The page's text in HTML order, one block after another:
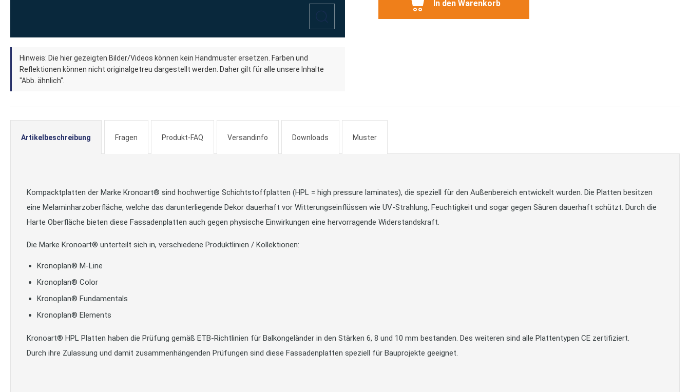
Zum
Anfang
der
Bildergalerie
springen
Hinweis: Die hier gezeigten Bilder/Videos können kein Handmuster ersetzen. Farben und
Reflektionen können nicht originalgetreu dargestellt werden. Daher gilt für alle unsere Inhalte
"Abb. ähnlich".
In den Warenkorb
Artikelbeschreibung
Kompacktplatten der Marke Kronoart® sind hochwertige Schichtstoffplatten (HPL = high pressure laminates), die speziell für den Außenbereich entwickelt wurden. Die Platten besitzen
eine Melaminharzoberfläche, welche das darunterliegende Dekor dauerhaft vor Witterungseinflüssen wie UV-Strahlung, Feuchtigkeit und sogar gegen Säuren dauerhaft schützt. Durch die
Harte Oberfläche bieten diese Fassadenplatten auch gegen physische Einwirkungen eine hervorragende Widerstandskraft.
Die Marke Kronoart® unterteilt sich in, verschiedene Produktlinien / Kollektionen:
Kronoplan® M-Line
Kronoplan® Color
Kronoplan® Fundamentals
Kronoplan® Elements
Kronoart® HPL Platten haben die Prüfung gemäß ETB-Richtlinien für Balkongeländer in den Stärken 6, 8 und 10 mm bestanden. Des weiteren sind alle Plattentypen CE zertifiziert.
Durch ihre Zulassung und damit zusammenhängenden Prüfungen sind diese Fassadenplatten speziell für Bauprojekte geeignet.
Fragen Produkt-FAQ Versandinfo Downloads Muster